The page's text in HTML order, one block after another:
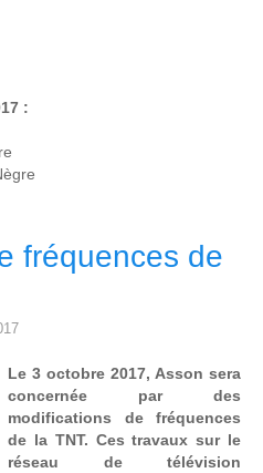
:
fréquences de
Le 3 octobre 2017, Asson sera
concernée par des
modifications de fréquences
de la TNT. Ces travaux sur le
réseau de télévision